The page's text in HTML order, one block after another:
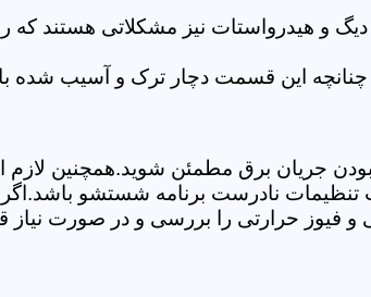
دیگ و هیدرواستات نیز مشکلاتی هستند
این قسمت دچار ترک و آسیب شده
جریان برق مطمئن شوید.همچنین
تنظیمات نادرست برنامه شستشو
و فیوز حرارتی را بررسی و در صورت